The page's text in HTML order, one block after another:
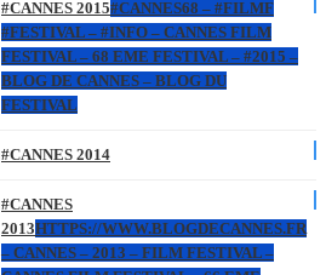
#CANNES 2015#CANNES68 – #FILMF
#FESTIVAL – #INFO – CANNES FILM
FESTIVAL – 68 EME FESTIVAL – #2015 –
BLOG DE CANNES – BLOG DU
FESTIVAL
#CANNES 2014
#CANNES
2013HTTPS://WWW.BLOGDECANNES.FR
– CANNES – 2013 – FILM FESTIVAL –